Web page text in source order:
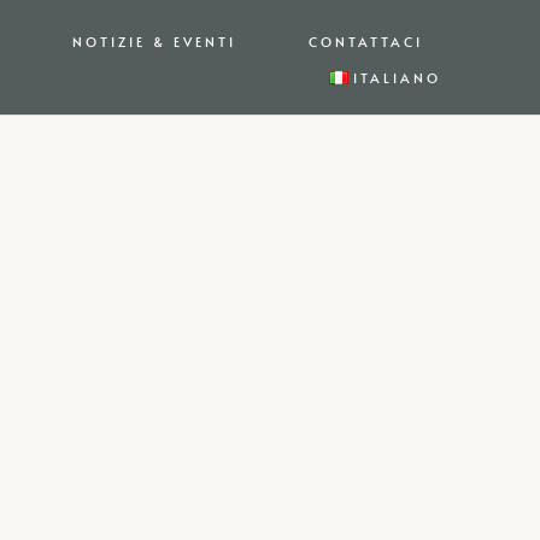
NOTIZIE & EVENTI
CONTATTACI
ITALIANO